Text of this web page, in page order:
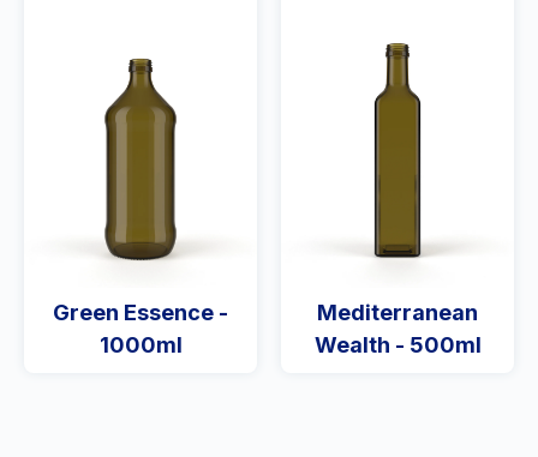
Green Essence -
1000ml
Mediterranean
Wealth - 500ml